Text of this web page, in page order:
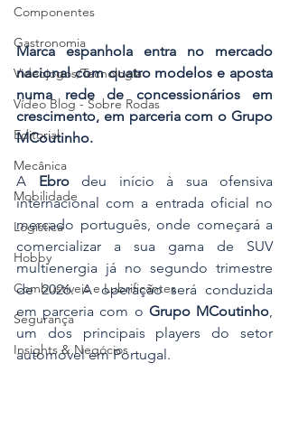
Componentes
Gastronomia
Videojogos/Tecnologia
Vídeo Blog - Sobre Rodas
Editorial
Mecânica
Mobilidade
Logística
Hobby
Combustíveis e Lubrificantes
Segurança
Insights & Negócios
Marca espanhola entra no mercado
nacional com quatro modelos e aposta
numa rede de concessionários em
crescimento, em parceria com o Grupo
MCoutinho.
A Ebro deu início à sua ofensiva
internacional com a entrada oficial no
mercado português, onde começará a
comercializar a sua gama de SUV
multienergia já no segundo trimestre
de 2026. A operação será conduzida
em parceria com o Grupo MCoutinho,
um dos principais players do setor
automóvel em Portugal.